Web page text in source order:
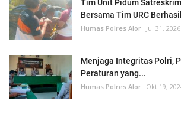
Tim Unit Pidum
Bersama Tim URC
Humas Polres Alor Jul 31, 2026
Menjaga Integritas Polri,
Peraturan yang...
Humas Polres Alor Okt 19,